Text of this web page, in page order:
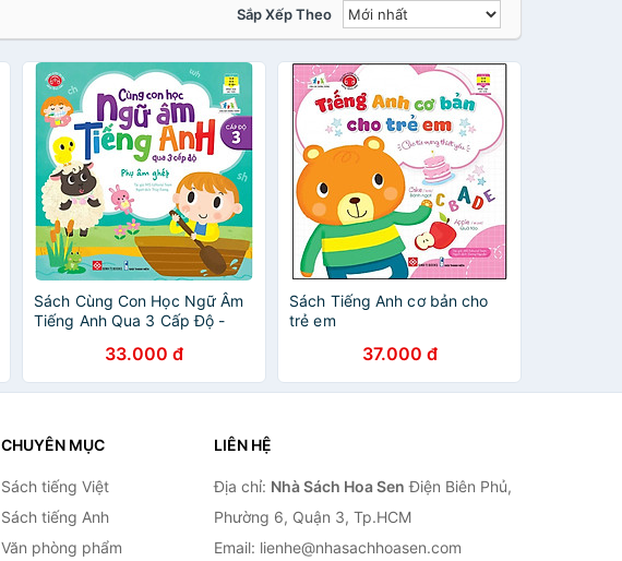
Sắp Xếp Theo
Sách Cùng Con Học Ngữ Âm
Tiếng Anh Qua 3 Cấp Độ -
33.000 đ
Sách Tiếng Anh cơ bản cho
trẻ em
37.000 đ
CHUYÊN MỤC
Sách tiếng Việt
Sách tiếng Anh
Văn phòng phẩm
LIÊN HỆ
Địa chỉ: Nhà Sách Hoa Sen Điện Biên Phủ,
Phường 6, Quận 3, Tp.HCM
Email: lienhe@nhasachhoasen.com